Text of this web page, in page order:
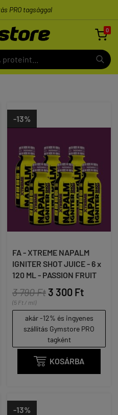
PRO tagsággal
0

-13%
FA - XTREME NAPALM
IGNITER SHOT JUICE - 6 x
120 ML - PASSION FRUIT
3 790 Ft 3 300 Ft
(5 Ft / ml)
akár -12% és ingyenes
szállítás Gymstore PRO
tagként
 KOSÁRBA
-13%